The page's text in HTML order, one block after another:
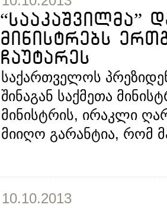
“სააკაშვილმა”
მინისტრებს
ჩაუტარეს
საქართველოს
შინაგან საქმეთა
მინისტრის, ირაკლი
მიიღო გარანტია, რომ
10.10.2013